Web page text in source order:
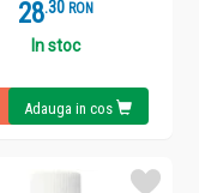
28.3 RON
In stoc
Adauga in cos